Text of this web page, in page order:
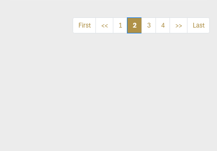
First << 1 2 3 4 >> Last